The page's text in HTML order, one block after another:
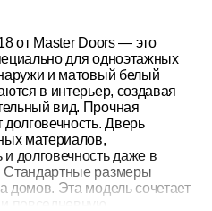
от Master Doors — это
для одноэтажных
и матовый белый
в интерьер, создавая
вид. Прочная
долговечность. Дверь
материалов,
долговечность даже в
размеры
домов. Эта модель сочетает
повседневную